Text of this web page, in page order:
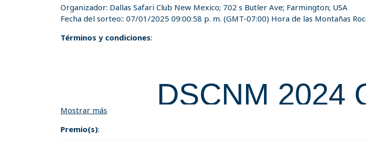
Organizador: Dallas Safari Club New Mexico; 702 s Butler Ave; Farmington; USA
Fecha del sorteo:: 07/01/2025 09:00:58 p. m. (GMT-07:00) Hora de las Montañas
Términos y condiciones:
DSCNM 2024
Mostrar más
Premio(s):